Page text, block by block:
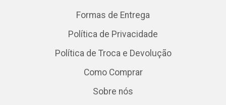
Formas de Entrega
Política de Privacidade
Política de Troca e Devolução
Como Comprar
Sobre nós